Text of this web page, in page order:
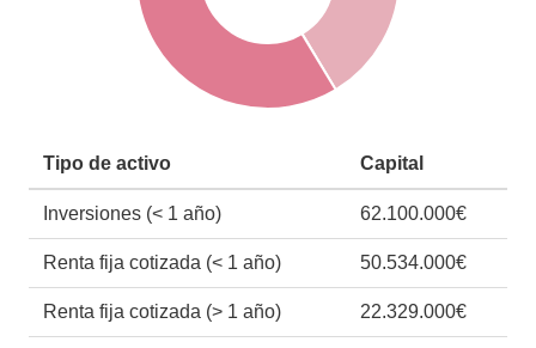
Tipo de activo Capital
Inversiones (< 1 año) 62.100.000€
Renta fija cotizada (< 1 año) 50.534.000€
Renta fija cotizada (> 1 año) 22.329.000€